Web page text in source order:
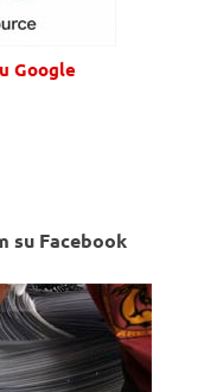
Google
Facebook